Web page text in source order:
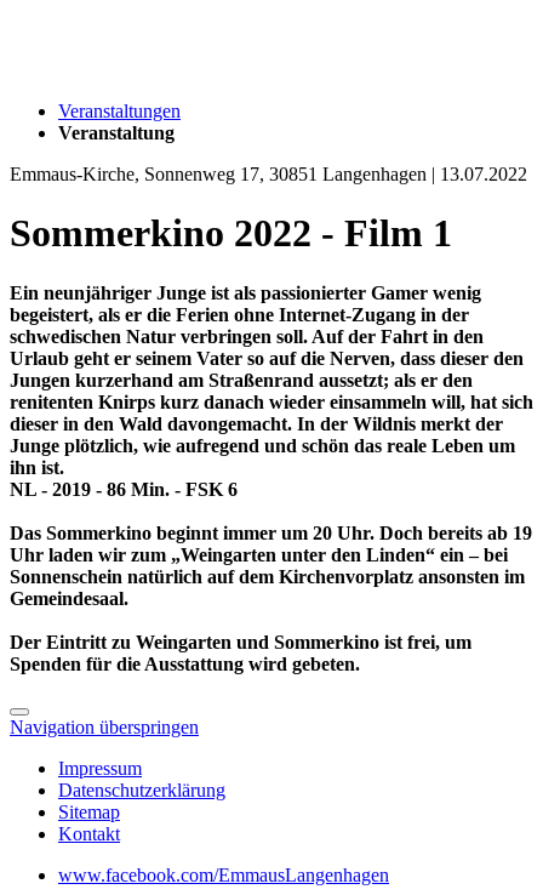
Veranstaltungen
Veranstaltung
Emmaus-Kirche, Sonnenweg 17, 30851 Langenhagen | 13.07.2022
Sommerkino 2022 - Film 1
Ein neunjähriger Junge ist als passionierter Gamer wenig
begeistert, als er die Ferien ohne Internet-Zugang in der
schwedischen Natur verbringen soll. Auf der Fahrt in den
Urlaub geht er seinem Vater so auf die Nerven, dass dieser den
Jungen kurzerhand am Straßenrand aussetzt; als er den
renitenten Knirps kurz danach wieder einsammeln will, hat sich
dieser in den Wald davongemacht. In der Wildnis merkt der
Junge plötzlich, wie aufregend und schön das reale Leben um
ihn ist.
NL - 2019 - 86 Min. - FSK 6
Das Sommerkino beginnt immer um 20 Uhr. Doch bereits ab 19
Uhr laden wir zum „Weingarten unter den Linden“ ein – bei
Sonnenschein natürlich auf dem Kirchenvorplatz ansonsten im
Gemeindesaal.
Der Eintritt zu Weingarten und Sommerkino ist frei, um
Spenden für die Ausstattung wird gebeten.
Navigation überspringen
Impressum
Datenschutzerklärung
Sitemap
Kontakt
www.facebook.com/EmmausLangenhagen